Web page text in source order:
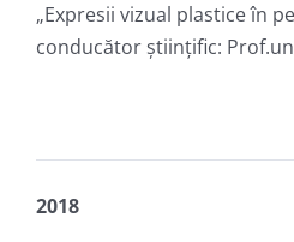
„Expresii vizual plastice în
conducător ştiinţific:
2018